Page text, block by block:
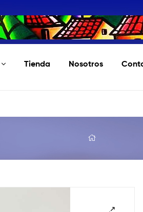
Tienda Nosotros